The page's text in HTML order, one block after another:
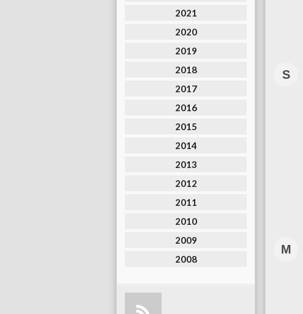
2021
2020
2019
2018
2017
2016
2015
2014
2013
2012
2011
2010
2009
2008
S
M